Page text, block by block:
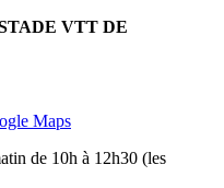
VTT DE
Maps
de 10h à 12h30 (les